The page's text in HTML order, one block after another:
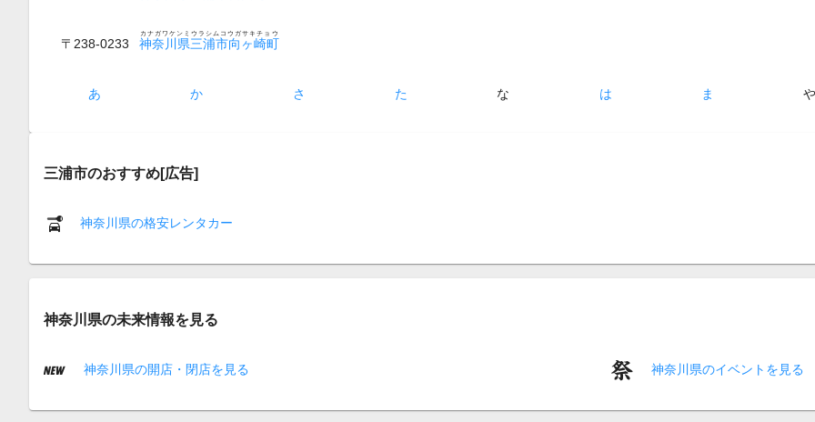
〒238-0233 神奈川県三浦市向ヶ崎町
カナガワケンミウラシムコウガサキチョウ
あ か さ た な は ま や
三浦市のおすすめ[広告]
神奈川県の格安レンタカー
神奈川県の未来情報を見る
神奈川県の開店・閉店を見る 神奈川県のイベントを見る